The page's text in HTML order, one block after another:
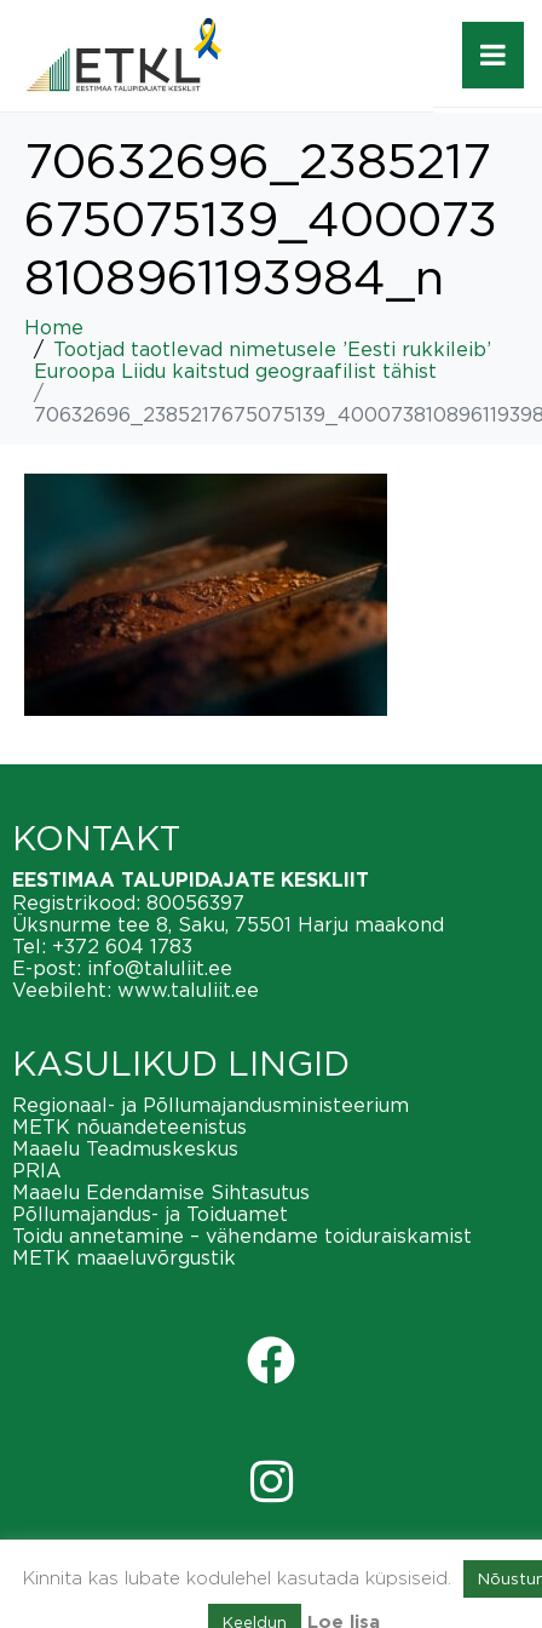
70632696_2385217
675075139_400073
8108961193984_n
Home
Tootjad taotlevad nimetusele ’Eesti rukkileib’
Euroopa Liidu kaitstud geograafilist tähist
KONTAKT
EESTIMAA TALUPIDAJATE KESKLIIT
Registrikood: 80056397
Üksnurme tee 8, Saku, 75501 Harju maakond
Tel: +372 604 1783
E-post: info@taluliit.ee
Veebileht: www.taluliit.ee
KASULIKUD LINGID
Regionaal- ja Põllumajandusministeerium
METK nõuandeteenistus
Maaelu Teadmuskeskus
PRIA
Maaelu Edendamise Sihtasutus
Põllumajandus- ja Toiduamet
Toidu annetamine – vähendame toiduraiskamist
METK maaeluvõrgustik
Kinnita kas lubate kodulehel kasutada küpsiseid.
Keeldun Loe lisa